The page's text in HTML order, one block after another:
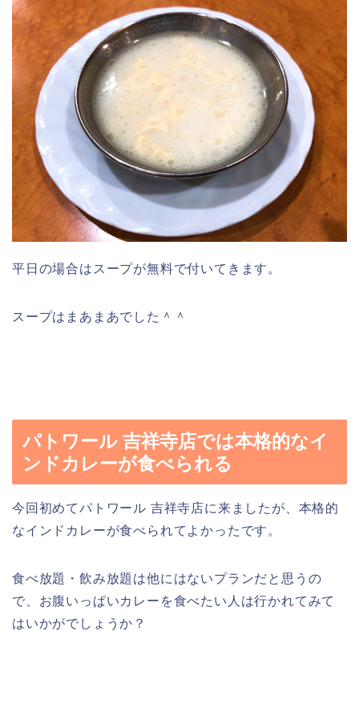
平日の場合はスープが無料で付いてきます。
スープはまあまあでした＾＾
パトワール 吉祥寺店では本格的なイ
ンドカレーが食べられる
今回初めてパトワール 吉祥寺店に来ましたが、本格的
なインドカレーが食べられてよかったです。
食べ放題・飲み放題は他にはないプランだと思うの
で、お腹いっぱいカレーを食べたい人は行かれてみて
はいかがでしょうか？